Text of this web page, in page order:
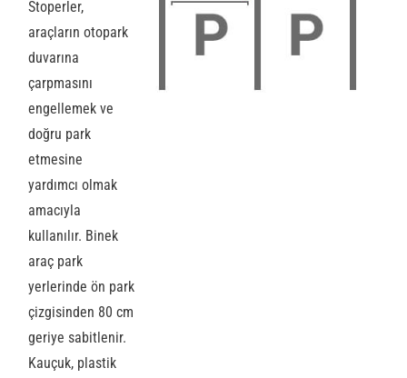
Stoperler,
araçların otopark
duvarına
çarpmasını
engellemek ve
doğru park
etmesine
yardımcı olmak
amacıyla
kullanılır. Binek
araç park
yerlerinde ön park
çizgisinden 80 cm
geriye sabitlenir.
Kauçuk, plastik